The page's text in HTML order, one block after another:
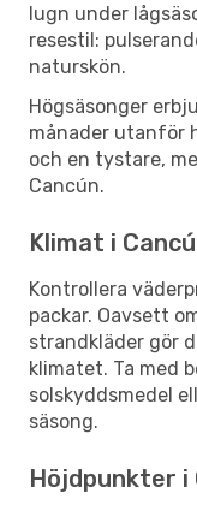
lugn under
resestil:
naturskön.
Högsäsonger
månader utanför
och en tystare,
Cancún.
Klimat i
Kontrollera
packar. Oavsett
strandkläder gör
klimatet. Ta med
solskyddsmedel
säsong.
Höjdpunkter i